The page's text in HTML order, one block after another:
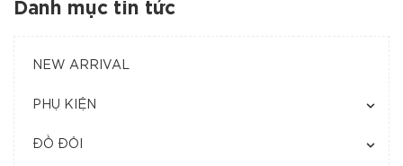
Danh mục tin tức
NEW ARRIVAL
PHỤ KIỆN
ĐỒ ĐÔI